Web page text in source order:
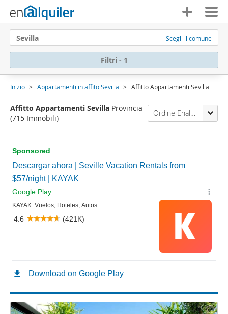
Sevilla Scegli il comune
Filtri - 1
Inizio Appartamenti in affito Sevilla Affitto Appartamenti Sevilla
Affitto Appartamenti Sevilla Provincia
(715 Immobili)
Ordine Enalquiler